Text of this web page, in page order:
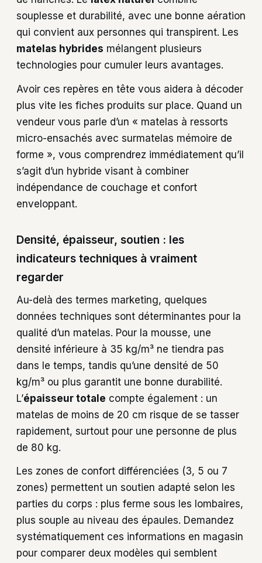
souplesse et durabilité, avec une bonne aération
qui convient aux personnes qui transpirent. Les
matelas hybrides mélangent plusieurs
technologies pour cumuler leurs avantages.
Avoir ces repères en tête vous aidera à décoder
plus vite les fiches produits sur place. Quand un
vendeur vous parle d’un « matelas à ressorts
micro-ensachés avec surmatelas mémoire de
forme », vous comprendrez immédiatement qu’il
s’agit d’un hybride visant à combiner
indépendance de couchage et confort
enveloppant.
Densité, épaisseur, soutien : les
indicateurs techniques à vraiment
regarder
Au-delà des termes marketing, quelques
données techniques sont déterminantes pour la
qualité d’un matelas. Pour la mousse, une
densité inférieure à 35 kg/m³ ne tiendra pas
dans le temps, tandis qu’une densité de 50
kg/m³ ou plus garantit une bonne durabilité.
L’épaisseur totale compte également : un
matelas de moins de 20 cm risque de se tasser
rapidement, surtout pour une personne de plus
de 80 kg.
Les zones de confort différenciées (3, 5 ou 7
zones) permettent un soutien adapté selon les
parties du corps : plus ferme sous les lombaires,
plus souple au niveau des épaules. Demandez
systématiquement ces informations en magasin
pour comparer deux modèles qui semblent